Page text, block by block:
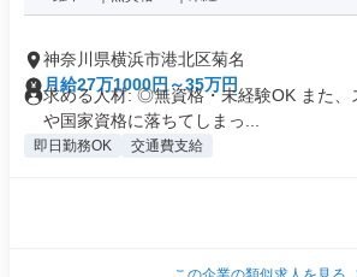
神奈川県横浜市港北区菊名
月給27万1000円～35万円
求める人材: ◎無資格・未経験OK また、
や国家資格に落ちてしまっ...
即日勤務OK 交通費支給